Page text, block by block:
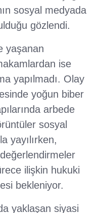
sosyal medyada
gözlendi.
yaşanan
ise
yapılmadı. Olay
yoğun biber
arbede
sosyal
yayılırken,
ilişkin hukuki
bekleniyor.
yaklaşan siyasi